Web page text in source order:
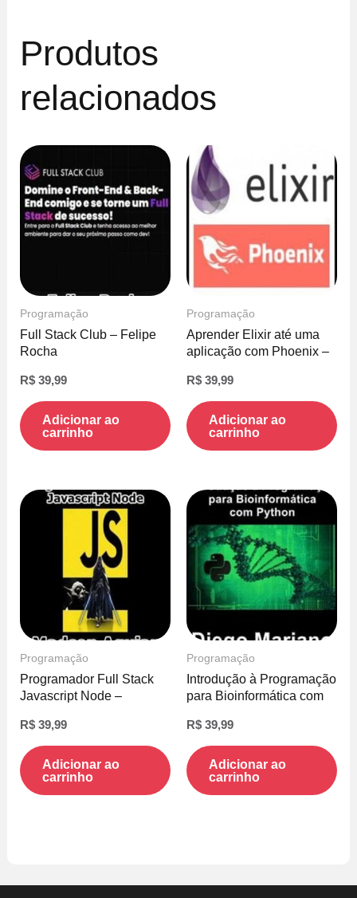
Produtos
relacionados
Programação
Full Stack Club – Felipe
Rocha
R$ 39,99
Adicionar ao
carrinho
Programação
Aprender Elixir até uma
aplicação com Phoenix –
R$ 39,99
Adicionar ao
carrinho
Programação
Programador Full Stack
Javascript Node –
R$ 39,99
Adicionar ao
carrinho
Programação
Introdução à Programação
para Bioinformática com
R$ 39,99
Adicionar ao
carrinho